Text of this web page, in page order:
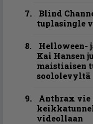
Blind
tuplasingle
Helloween-
Kai Hansen
maistiaisen
soololevyltä
Anthrax vie
videollaan